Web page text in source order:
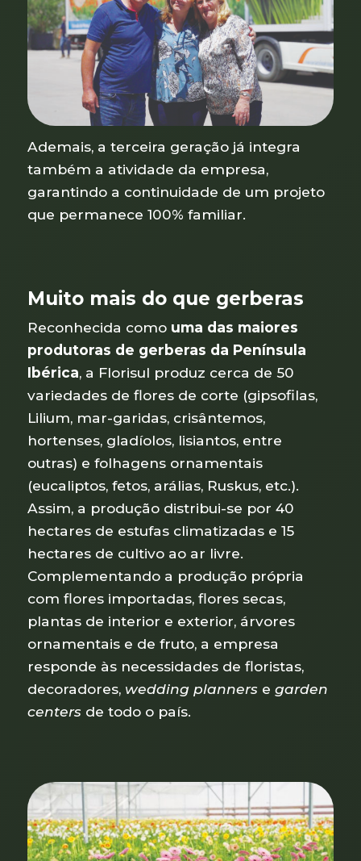
Ademais, a terceira geração já integra
também a atividade da empresa,
garantindo a continuidade de um projeto
que permanece 100% familiar.
Muito mais do que gerberas
Reconhecida como uma das maiores
produtoras de gerberas da Península
Ibérica, a Florisul produz cerca de 50
variedades de flores de corte (gipsofilas,
Lilium, mar-garidas, crisântemos,
hortenses, gladíolos, lisiantos, entre
outras) e folhagens ornamentais
(eucaliptos, fetos, arálias, Ruskus, etc.).
Assim, a produção distribui-se por 40
hectares de estufas climatizadas e 15
hectares de cultivo ao ar livre.
Complementando a produção própria
com flores importadas, flores secas,
plantas de interior e exterior, árvores
ornamentais e de fruto, a empresa
responde às necessidades de floristas,
decoradores, wedding planners egarden
centers de todo o país.